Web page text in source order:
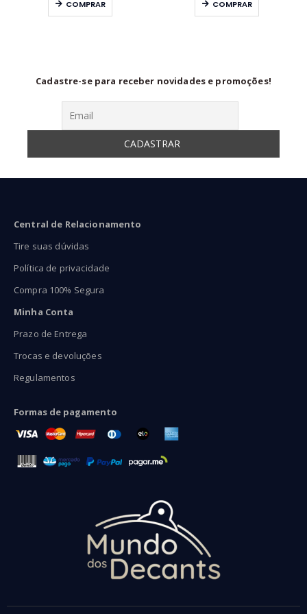
COMPRAR COMPRAR
Cadastre-se para receber novidades e promoções!
Central de Relacionamento
Tire suas dúvidas
Política de privacidade
Compra 100% Segura
Minha Conta
Prazo de Entrega
Trocas e devoluções
Regulamentos
Formas de pagamento